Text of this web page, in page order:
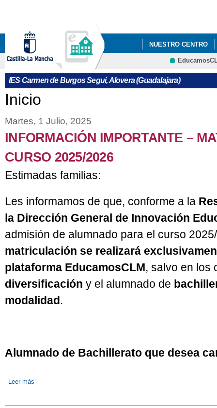
NUESTRO CENTRO
PENDIENTES/
PROCESO DE
CRFP
IES Carmen de Burgos Seguí, Alovera (Guadalajara)
Se encuentra usted aquí
Inicio
Martes, 1 Julio, 2025
INFORMACIÓN IMPORTANTE –
CURSO 2025/2026
Estimadas familias:
Les informamos de que, conforme a la
la Dirección General de Innovación
admisión de alumnado para el curso
matriculación se realizará
plataforma EducamosCLM, salvo en los
diversificación y el alumnado de
modalidad.
Alumnado de Bachillerato que desea
Leer más